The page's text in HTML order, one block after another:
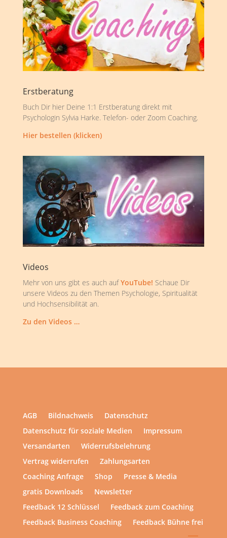
Erstberatung
Buch Dir hier Deine 1:1 Erstberatung direkt mit
Psychologin Sylvia Harke. Telefon- oder Zoom Coaching.
Hier bestellen (klicken)
Videos
Mehr von uns gibt es auch aufYouTube! Schaue Dir
unsere Videos zu den Themen Psychologie, Spiritualität
und Hochsensibilität an.
Zu den Videos …
AGB Bildnachweis
Datenschutz
Datenschutz für soziale Medien
Impressum
Versandarten
Widerrufsbelehrung
Vertrag widerrufen
Zahlungsarten
Coaching Anfrage
Shop
Presse & Media
gratis Downloads
Newsletter
Feedback 12 Schlüssel
Feedback zum Coaching
Feedback Business Coaching
Feedback Bühne frei